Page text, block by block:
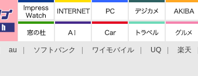
au ソフトバンク ワイモバイル UQ 楽天